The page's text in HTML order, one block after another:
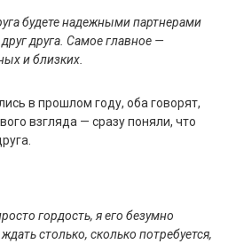
будете надежными партнерами
друга. Самое главное —
и близких.
в прошлом году, оба говорят,
взгляда — сразу поняли, что
гордость, я его безумно
столько, сколько потребуется,